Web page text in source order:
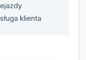
klienta